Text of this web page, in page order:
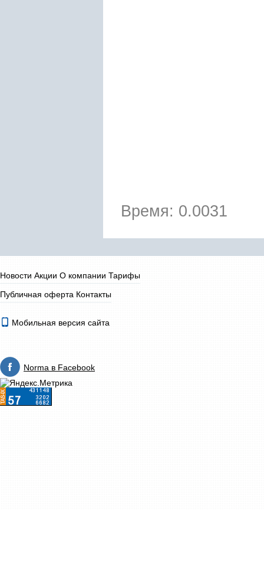
Время: 0.0031
Новости Акции О компании Тарифы
Публичная оферта Контакты
Мобильная версия сайта
Norma в Facebook